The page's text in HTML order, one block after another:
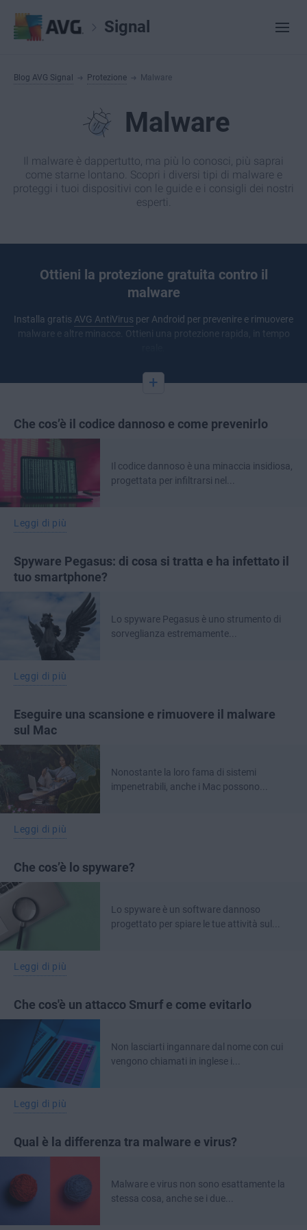
Signal
Blog AVG Signal Protezione Malware
Malware
Il malware è dappertutto, ma più lo conosci, più saprai
come starne lontano. Scopri i diversi tipi di malware e
proteggi i tuoi dispositivi con le guide e i consigli dei nostri
esperti.
Ottieni la protezione gratuita contro il
malware
Installa gratis AVG AntiVirus per Android per prevenire e rimuovere
malware e altre minacce. Ottieni una protezione rapida, in tempo
+
Che cos’è il codice dannoso e come prevenirlo
Il codice dannoso è una minaccia insidiosa,
progettata per infiltrarsi nel...
Leggi di più
Spyware Pegasus: di cosa si tratta e ha infettato il
tuo smartphone?
Lo spyware Pegasus è uno strumento di
sorveglianza estremamente...
Leggi di più
Eseguire una scansione e rimuovere il malware
sul Mac
Nonostante la loro fama di sistemi
impenetrabili, anche i Mac possono...
Leggi di più
Che cos’è lo spyware?
Lo spyware è un software dannoso
progettato per spiare le tue attività sul...
Leggi di più
Che cos'è un attacco Smurf e come evitarlo
Non lasciarti ingannare dal nome con cui
vengono chiamati in inglese i...
Leggi di più
Qual è la differenza tra malware e virus?
Malware e virus non sono esattamente la
stessa cosa, anche se i due...